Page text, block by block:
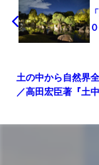
土の中から自然界
／高田宏臣著『土